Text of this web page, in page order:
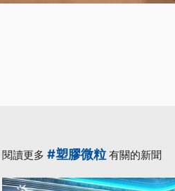
閱讀更多 #塑膠微粒 有關的新聞